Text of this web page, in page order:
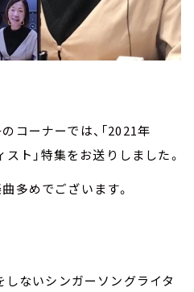
コーナーでは、「2021年
ト」特集をお送りしました。
多めでございます。
しないシンガーソングライタ